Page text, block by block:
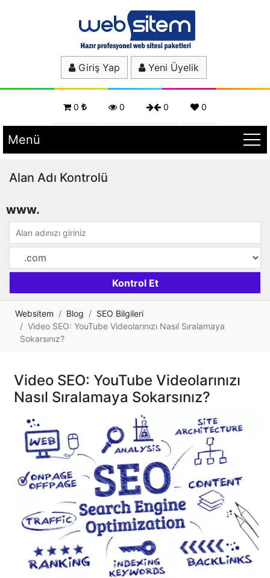
Giriş Yap Yeni Üyelik
0 0 0 0
Menü
Alan Adı Kontrolü
www.
Websitem Blog
SEO Bilgileri
Video SEO: YouTube Videolarınızı Nasıl Sıralamaya
Sokarsınız?
Video SEO: YouTube Videolarınızı
Nasıl Sıralamaya Sokarsınız?